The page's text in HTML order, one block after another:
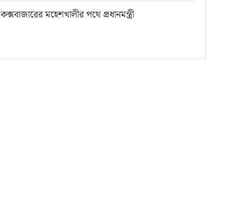
কক্সবাজারের মহেশখালীর পথে প্রধানমন্ত্রী